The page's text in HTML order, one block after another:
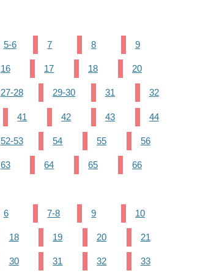
5-6 7 8 9
16 17 18 20
27-28 29-30 31 32
41 42 43 44
52-53 54 55 56
63 64 65 66
6 7-8 9 10
18 19 20 21
30 31 32 33